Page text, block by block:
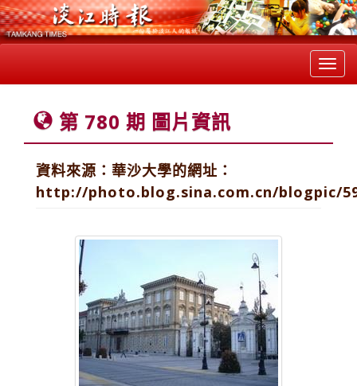
第 780 期 圖片資訊
資料來源：華沙大學的網址：
http://photo.blog.sina.com.cn/blogpic/